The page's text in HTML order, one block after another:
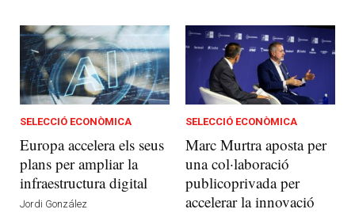
SELECCIÓ ECONÒMICA
Europa accelera els seus
plans per ampliar la
infraestructura digital
Jordi González
SELECCIÓ ECONÒMICA
Marc Murtra aposta per
una col·laboració
publicoprivada per
accelerar la innovació